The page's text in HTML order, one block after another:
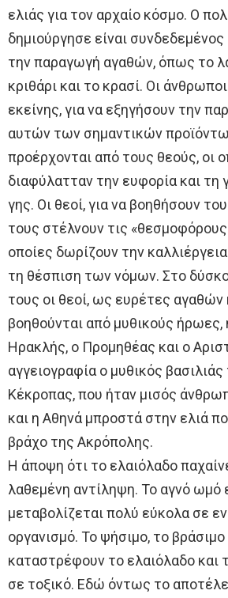
ελιάς για τον αρχαίο κόσμο. Ο
δημιούργησε είναι
την παραγωγή αγαθών, όπως το
κριθάρι και το κρασί. Οι
εκείνης, για να εξηγήσουν την
αυτών των σημαντικών
προέρχονται από τους θεούς, οι
διαφύλατταν την ευφορία και τη
γης. Οι θεοί, για να βοηθήσουν
τους στέλνουν τις
οποίες δωρίζουν την
τη θέσπιση των νόμων. Στο
τους οι θεοί, ως ευρέτες αγαθών
βοηθούνται από μυθικούς
Ηρακλής, ο Προμηθέας και ο
αγγειογραφία ο μυθικός
Κέκροπας, που ήταν μισός
και η Αθηνά μπροστά στην ελιά
βράχο της Ακρόπολης.
Η άποψη ότι το ελαιόλαδο
λαθεμένη αντίληψη. Το αγνό ωμό
μεταβολίζεται πολύ εύκολα σε
οργανισμό. Το ψήσιμο, το
καταστρέφουν το ελαιόλαδο και
σε τοξικό. Εδώ όντως το